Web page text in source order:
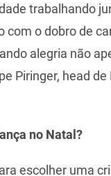
trabalhando
com o dobro de
alegria não
Piringer, head
no Natal?
escolher uma